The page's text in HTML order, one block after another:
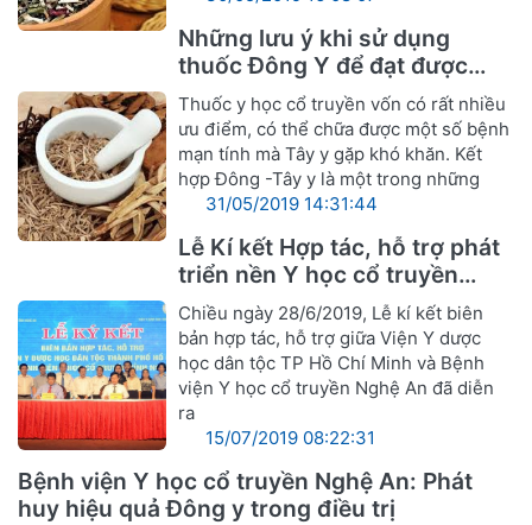
Những lưu ý khi sử dụng
thuốc Đông Y để đạt được
hiệu quả tốt nhất
Thuốc y học cổ truyền vốn có rất nhiều
ưu điểm, có thể chữa được một số bệnh
mạn tính mà Tây y gặp khó khăn. Kết
hợp Đông -Tây y là một trong những
31/05/2019 14:31:44
Lễ Kí kết Hợp tác, hỗ trợ phát
triển nền Y học cổ truyền
Nghệ An
Chiều ngày 28/6/2019, Lễ kí kết biên
bản hợp tác, hỗ trợ giữa Viện Y dược
học dân tộc TP Hồ Chí Minh và Bệnh
viện Y học cổ truyền Nghệ An đã diễn
ra
15/07/2019 08:22:31
Bệnh viện Y học cổ truyền Nghệ An: Phát
huy hiệu quả Đông y trong điều trị